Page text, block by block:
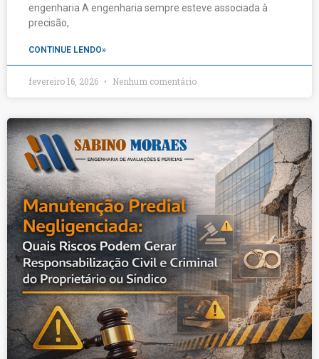
engenharia A engenharia sempre esteve associada à
precisão,
CONTINUE LENDO»
fevereiro 16, 2026 Nenhum comentário